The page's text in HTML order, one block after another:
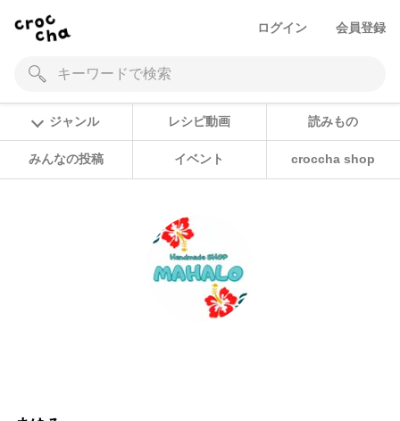
ログイン 会員登録
ジャンル レシピ動画 読みもの
みんなの投稿 イベント croccha shop